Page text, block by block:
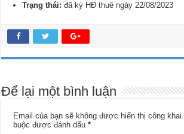
Trạng thái:đã ký HĐ thuê ngày 22/08/2023
Để lại một bình luận
Email của bạn sẽ không được hiển thị công khai.
buộc được đánh dấu*